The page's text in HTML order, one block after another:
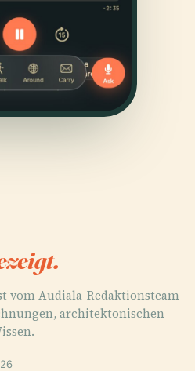
vom Audiala-Redaktionsteam
architektonischen